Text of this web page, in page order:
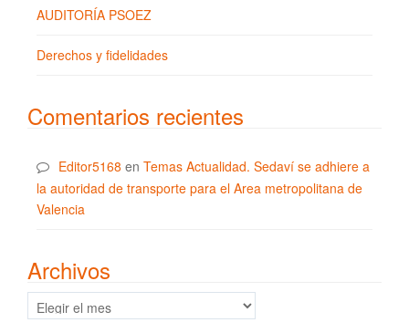
AUDITORÍA PSOEZ
Derechos y fidelidades
Comentarios recientes
Editor5168 en Temas Actualidad. Sedaví se adhiere a
la autoridad de transporte para el Area metropolitana de
Valencia
Archivos
Archivos